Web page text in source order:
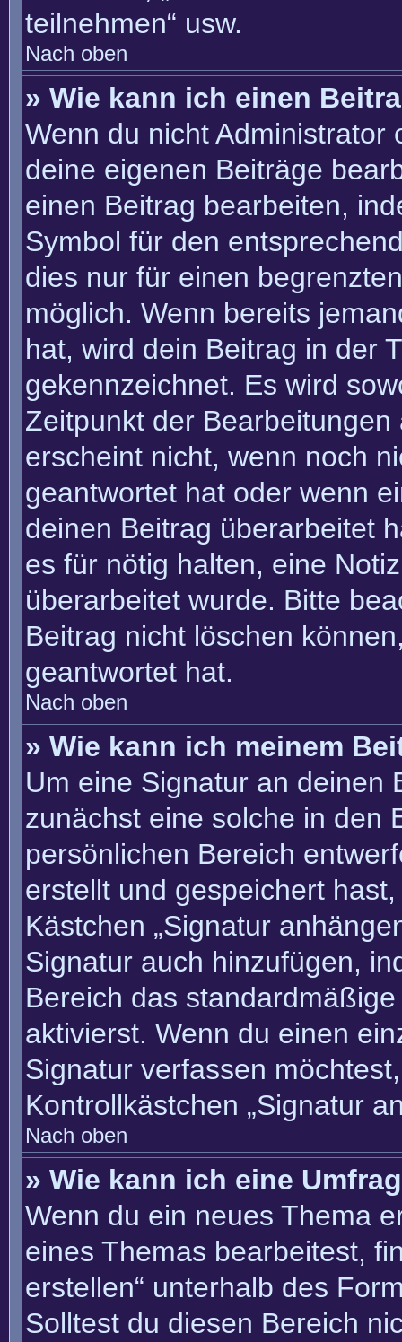
teilnehmen“ usw.
Nach oben
» Wie kann ich einen
Wenn du nicht
deine eigenen Beiträge
einen Beitrag bearbeiten,
Symbol für den
dies nur für einen
möglich. Wenn bereits
hat, wird dein Beitrag in der
gekennzeichnet. Es wird
Zeitpunkt der
erscheint nicht, wenn noch
geantwortet hat oder wenn
deinen Beitrag überarbeitet
es für nötig halten, eine
überarbeitet wurde. Bitte
Beitrag nicht löschen
geantwortet hat.
Nach oben
» Wie kann ich meinem
Um eine Signatur an deinen
zunächst eine solche in den
persönlichen Bereich
erstellt und gespeichert
Kästchen „Signatur
Signatur auch hinzufügen,
Bereich das
aktivierst. Wenn du einen
Signatur verfassen
Kontrollkästchen „Signatur
Nach oben
» Wie kann ich eine
Wenn du ein neues Thema
eines Themas bearbeitest,
erstellen“ unterhalb des
Solltest du diesen Bereich